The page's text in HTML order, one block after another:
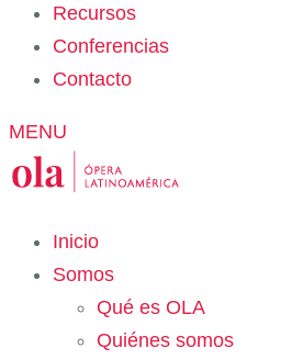
Recursos
Conferencias
Contacto
MENU
Inicio
Somos
Qué es OLA
Quiénes somos